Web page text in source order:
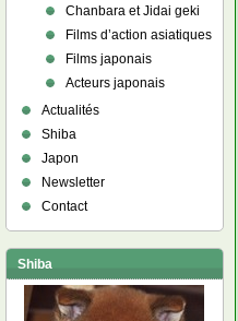
Chanbara et Jidai geki
Films d’action asiatiques
Films japonais
Acteurs japonais
Actualités
Shiba
Japon
Newsletter
Contact
Shiba